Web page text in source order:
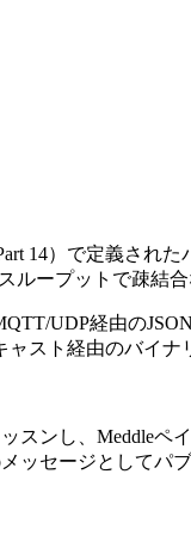
14）で定義され
ループットで疎結合
UDP経由の
スト経由のバイナ
スンし、Meddleペ
ッセージとしてパ